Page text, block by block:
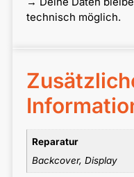
technisch möglich.
Reparatur
Backcover, Display